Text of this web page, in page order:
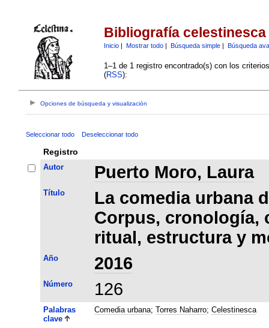
Bibliografía celestinesca
Inicio| Mostrar todo| Búsqueda simple| Búsqueda
1–1 de 1 registro encontrado(s) con los
(RSS):
Opciones de búsqueda y visualización
Seleccionar todo Deseleccionar todo
Registro
Autor Puerto Moro, Laura
Título
La comedia urbana
Corpus, cronología,
ritual, estructura y
Año 2016
Número 126
Palabras
clave
Comedia urbana; Torres Naharro; Celestinesca